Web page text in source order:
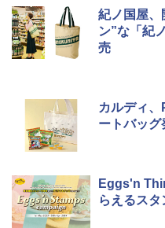
5
サント
白州
5
マルち
家系
0℃ 1段
ジ 赤
お手入
5
シャ
AX-
￥
紀ノ国屋、
ン”な「紀
売
カルディ、
ートバッグ
Eggs'n
らえるスタ